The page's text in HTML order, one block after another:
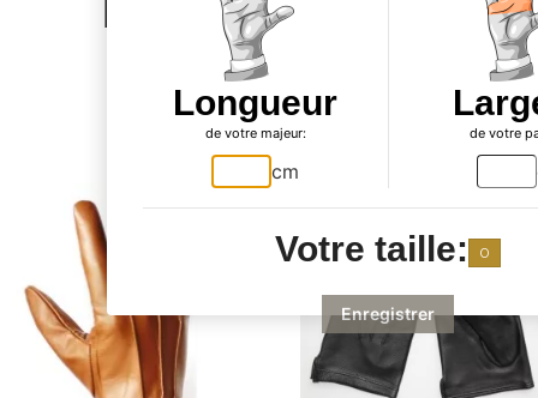
également
acheté...
Longueur
de votre majeur:
cm
de votre
Votre taille: 0
Enregistrer